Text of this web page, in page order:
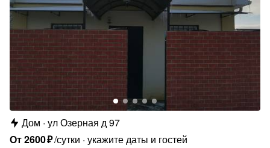
Дом ул Озерная д 97
От2600₽/сутки укажите даты и гостей